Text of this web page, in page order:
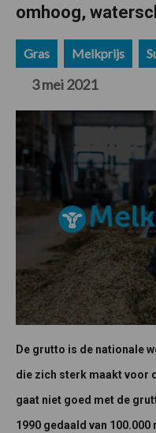
omhoog,
Gras Melkprijs
3 mei 2021
De grutto is de nationale
die zich sterk maakt voor
gaat niet goed met de
1990 gedaald van 100.000